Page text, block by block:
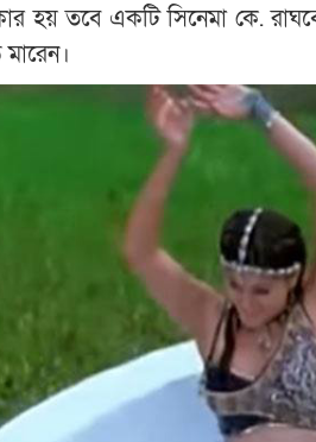
হয় তবে একটি সিনেমা কে.